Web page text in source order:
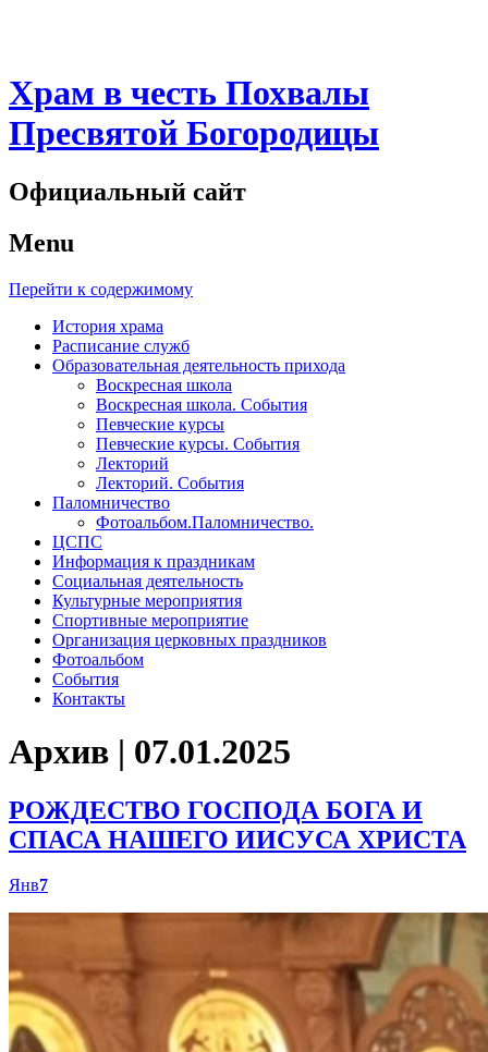
Храм в честь Похвалы
Пресвятой Богородицы
Официальный сайт
Menu
Перейти к содержимому
История храма
Расписание служб
Образовательная деятельность прихода
Воскресная школа
Воскресная школа. События
Певческие курсы
Певческие курсы. События
Лекторий
Лекторий. События
Паломничество
Фотоальбом.Паломничество.
ЦСПС
Информация к праздникам
Социальная деятельность
Культурные мероприятия
Спортивные мероприятие
Организация церковных праздников
Фотоальбом
События
Контакты
Архив | 07.01.2025
РОЖДЕСТВО ГОСПОДА БОГА И
СПАСА НАШЕГО ИИСУСА ХРИСТА
Янв7